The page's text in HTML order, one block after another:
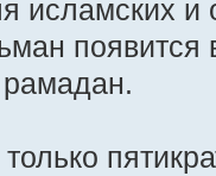
исламских и
появится